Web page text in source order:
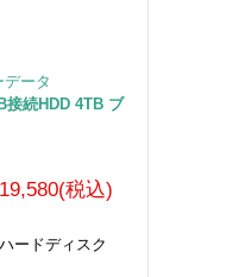
データ
接続HDD 4TB ブ
税込)
ードディスク